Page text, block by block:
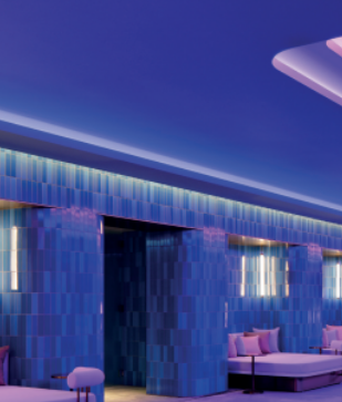
Crónicas
Edições